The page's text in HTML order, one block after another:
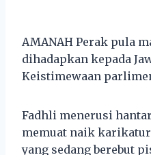
AMANAH Perak pula
dihadapkan kepada
Keistimewaan
Fadhli menerusi
memuat naik
yang sedang berebut